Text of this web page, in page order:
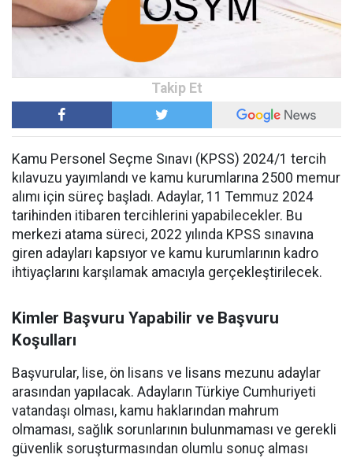
Kamu Personel Seçme Sınavı (KPSS) 2024/1 tercih
kılavuzu yayımlandı ve kamu kurumlarına 2500 memur
alımı için süreç başladı. Adaylar, 11 Temmuz 2024
tarihinden itibaren tercihlerini yapabilecekler. Bu
merkezi atama süreci, 2022 yılında KPSS sınavına
giren adayları kapsıyor ve kamu kurumlarının kadro
ihtiyaçlarını karşılamak amacıyla gerçekleştirilecek.
Kimler Başvuru Yapabilir ve Başvuru
Koşulları
Başvurular, lise, ön lisans ve lisans mezunu adaylar
arasından yapılacak. Adayların Türkiye Cumhuriyeti
vatandaşı olması, kamu haklarından mahrum
olmaması, sağlık sorunlarının bulunmaması ve gerekli
güvenlik soruşturmasından olumlu sonuç alması